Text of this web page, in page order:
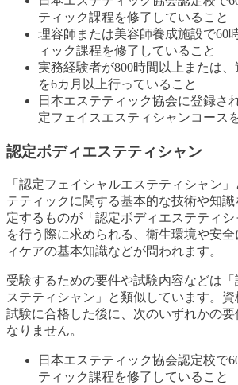
ティック課程を修了していること
理容師または美容師養成施設で60
ィック課程を修了していること
実務経験者が800時間以上または
を6カ月以上行っていること
日本エステティック協会に登録さ
定フェイスエスティシャンコース
認定ボディエステティシャン
「認定フェイシャルエステティシャン
テティックに関する基本的な技術や知
定するものが「認定ボディエステティ
を行う際に求められる、衛生環境や安
ィケアの基本知識などが問われます。
受験するための要件や試験内容などは
ステティシャン」と類似しています。資
試験に合格した後に、次のいずれかの
なりません。
日本エステティック協会認定校で
ティック課程を修了していること